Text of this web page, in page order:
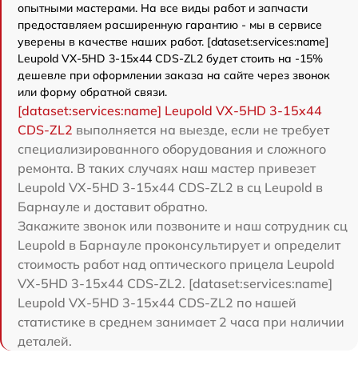
опытными мастерами. На все виды работ и запчасти
предоставляем расширенную гарантию - мы в сервисе
уверены в качестве наших работ. [dataset:services:name]
Leupold VX-5HD 3-15x44 CDS-ZL2 будет стоить на -15%
дешевле при оформлении заказа на сайте через звонок
или форму обратной связи.
[dataset:services:name] Leupold VX-5HD 3-15x44
CDS-ZL2 выполняется на выезде, если не требует
специализированного оборудования и сложного
ремонта. В таких случаях наш мастер привезет
Leupold VX-5HD 3-15x44 CDS-ZL2 в сц Leupold в
Барнауле и доставит обратно.
Закажите звонок или позвоните и наш сотрудник сц
Leupold в Барнауле проконсультирует и определит
стоимость работ над оптического прицела Leupold
VX-5HD 3-15x44 CDS-ZL2. [dataset:services:name]
Leupold VX-5HD 3-15x44 CDS-ZL2 по нашей
статистике в среднем занимает 2 часа при наличии
деталей.